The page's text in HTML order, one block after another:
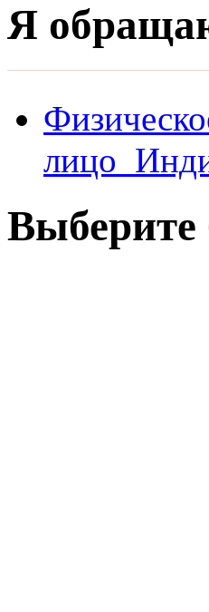
Я
лицо